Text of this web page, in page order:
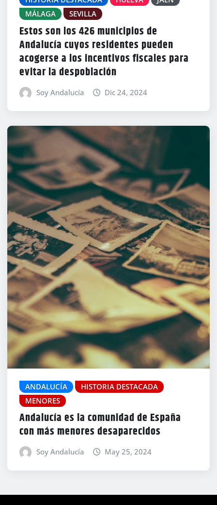
MÁLAGA
SEVILLA
Estos son los 426 municipios de
Andalucía cuyos residentes pueden
acogerse a los incentivos fiscales para
evitar la despoblación
Soy Andalucía Dic 24, 2024
ANDALUCÍA
HISTORIA DESTACADA
MENORES
Andalucía es la comunidad de España
con más menores desaparecidos
Soy Andalucía May 25, 2024